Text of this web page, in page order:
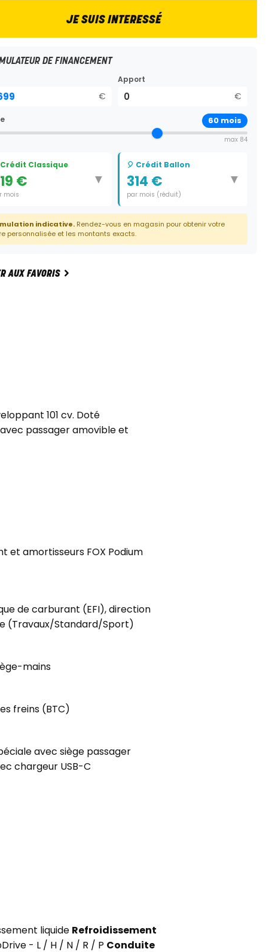
JE SUIS INTERESSÉ
DE FINANCEMENT
€
Apport
€
60 mois
max 84
Crédit Classique
€
mois
▼
60 mois
🎈 Crédit Ballon
314 €
par mois (réduit)
▼
Durée:
59 mois
Dernier paiement:
7 595 €
indicative. Rendez-vous en magasin pour obtenir votre
personnalisée et les montants exacts.
AUX FAVORIS
101 cv. Doté
avec passager amovible et
et amortisseurs FOX Podium
de carburant (EFI), direction
(Travaux/Standard/Sport)
mains
freins (BTC)
avec siège passager
chargeur USB-C
liquide Refroidissement
- L / H / N / R / P Conduite